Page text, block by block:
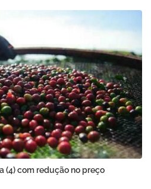
(4) com redução no preço